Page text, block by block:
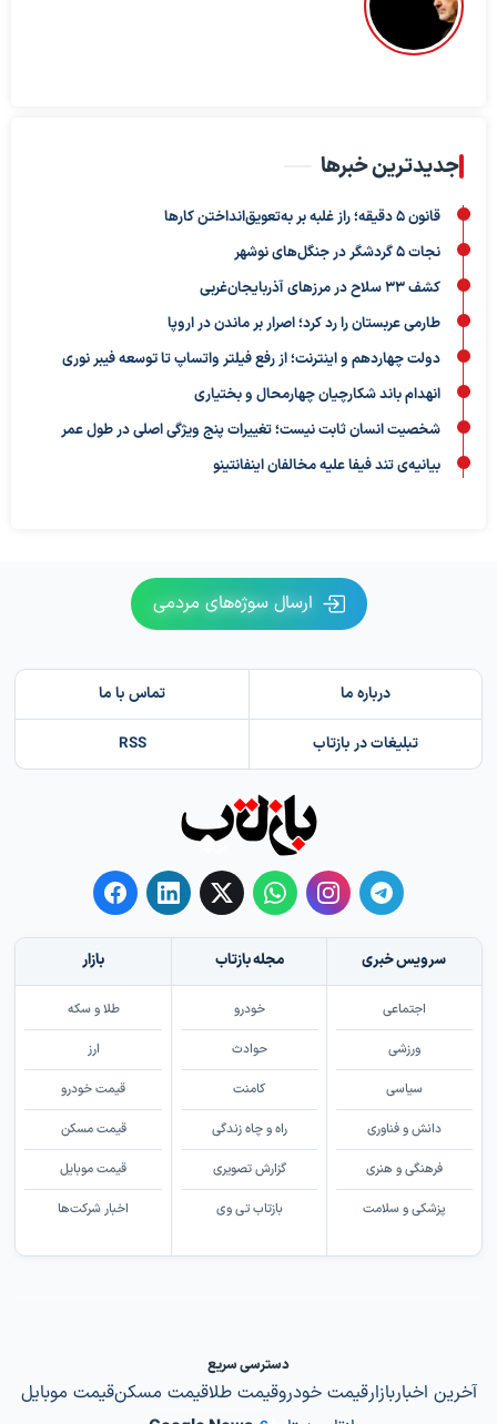
جدیدترین خبرها
قانون ۵ دقیقه؛ راز غلبه بر به‌تعویق‌انداختن کارها
نجات ۵ گردشگر در جنگل‌های نوشهر
کشف ۳۳ سلاح در مرزهای آذربایجان‌غربی
طارمی عربستان را رد کرد؛ اصرار بر ماندن در اروپا
دولت چهاردهم و اینترنت؛ از رفع فیلتر واتساپ تا توسعه فیبر نوری
انهدام باند شکارچیان چهارمحال و بختیاری
شخصیت انسان ثابت نیست؛ تغییرات پنج ویژگی اصلی در طول عمر
بیانیه‌ی تند فیفا علیه مخالفان اینفانتینو
ارسال سوژه‌های مردمی
درباره ما تماس با ما
تبلیغات در بازتاب RSS
سرویس خبری
اجتماعی
ورزشی
سیاسی
دانش و فناوری
فرهنگی و هنری
پزشکی و سلامت
مجله بازتاب
خودرو
حوادث
کامنت
راه و چاه زندگی
گزارش تصویری
بازتاب تی وی
بازار
طلا و سکه
ارز
قیمت خودرو
قیمت مسکن
قیمت موبایل
اخبار شرکت‌ها
دسترسی سریع
آخرین اخباربازارقیمت خودروقیمت طلاقیمت مسکنقیمت موبایل